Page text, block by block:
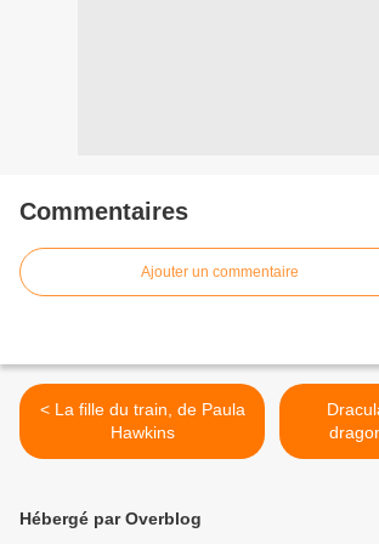
Commentaires
Ajouter un commentaire
< La fille du train, de Paula
Hawkins
Hébergé par Overblog